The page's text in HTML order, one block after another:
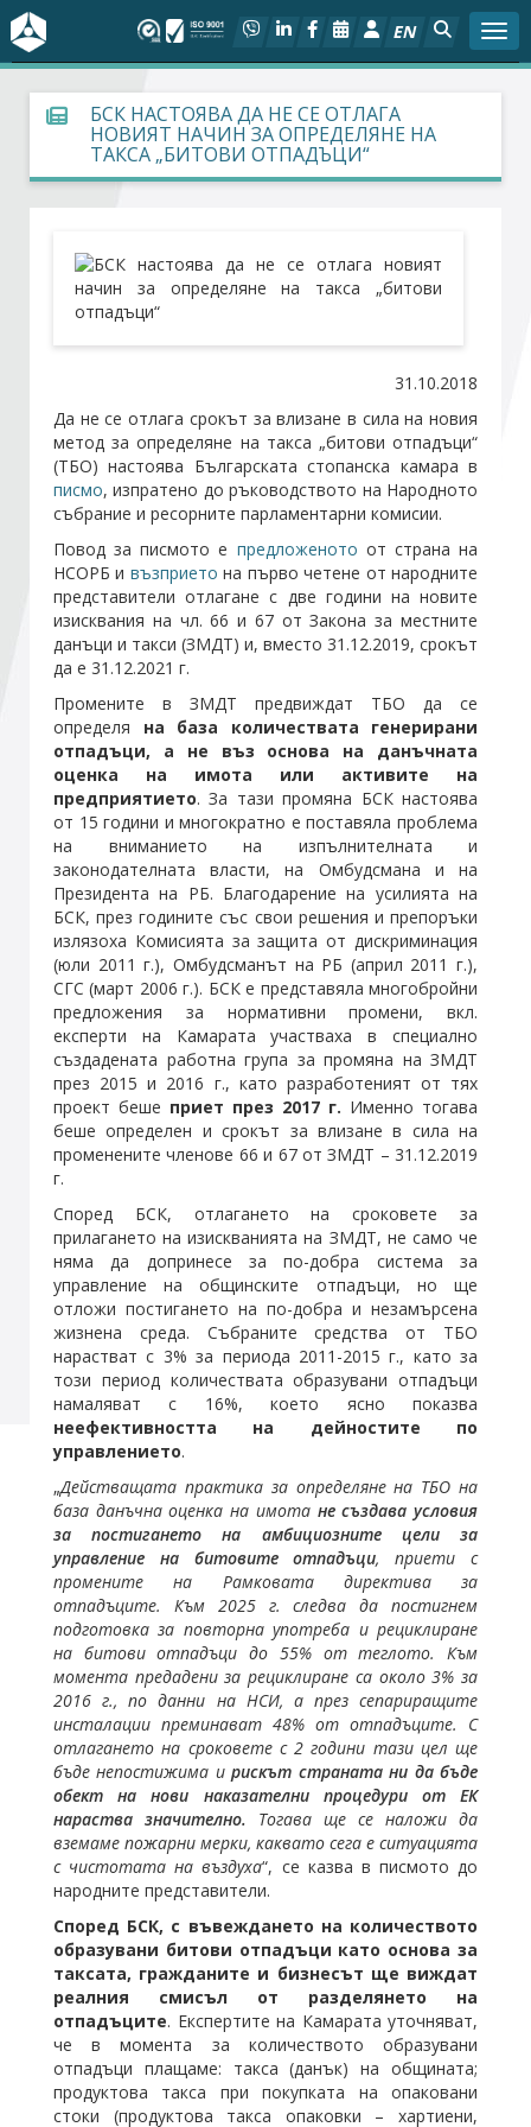
EN
За БСК
На фокус
Социален диалог
Дейности
Арбитражен съд
Проекти
Членове
Стани член
Абонирайте се!
БСК НАСТОЯВА ДА НЕ СЕ ОТЛАГА
НОВИЯТ НАЧИН ЗА ОПРЕДЕЛЯНЕ НА
ТАКСА „БИТОВИ ОТПАДЪЦИ“
31.10.2018
Да не се отлага срокът за влизане в сила на новия
метод за определяне на такса „битови отпадъци“
(ТБО) настоява Българската стопанска камара в
писмо, изпратено до ръководството на Народното
събрание и ресорните парламентарни комисии.
Повод за писмото е предложеното от страна на
НСОРБ и възприето на първо четене от народните
представители отлагане с две години на новите
изисквания на чл. 66 и 67 от Закона за местните
данъци и такси (ЗМДТ) и, вместо 31.12.2019, срокът
да е 31.12.2021 г.
Промените в ЗМДТ предвиждат ТБО да се
определя на база количествата
генерирани
отпадъци, а не въз основа на
данъчната
оценка на имота или активите на
предприятието. За тази промяна БСК настоява
от 15 години и многократно е поставяла проблема
на вниманието на изпълнителната и
законодателната власти, на Омбудсмана и на
Президента на РБ. Благодарение на усилията на
БСК, през годините със свои решения и препоръки
излязоха Комисията за защита от дискриминация
(юли 2011 г.), Омбудсманът на РБ (април 2011 г.),
СГС (март 2006 г.). БСК е представяла многобройни
предложения за нормативни промени, вкл.
експерти на Камарата участваха в специално
създадената работна група за промяна на ЗМДТ
през 2015 и 2016 г., като разработеният от тях
проект беше приет през 2017 г. Именно тогава
беше определен и срокът за влизане в сила на
променените членове 66 и 67 от ЗМДТ – 31.12.2019
г.
Според БСК, отлагането на сроковете за
прилагането на изискванията на ЗМДТ, не само че
няма да допринесе за по-добра система за
управление на общинските отпадъци, но ще
отложи постигането на по-добра и незамърсена
жизнена среда. Събраните средства от ТБО
нарастват с 3% за периода 2011-2015 г., като за
този период количествата образувани отпадъци
намаляват с 16%, което ясно показва
неефективността на дейностите по
управлението.
„Действащата практика за определяне на ТБО на
база данъчна оценка на имота не създава условия
за постигането на амбициозните цели
за
управление на битовите отпадъци, приети с
промените на Рамковата директива за
отпадъците. Към 2025 г. следва да постигнем
подготовка за повторна употреба и рециклиране
на битови отпадъци до 55% от теглото. Към
момента предадени за рециклиране са около 3% за
2016 г., по данни на НСИ, а през сепариращите
инсталации преминават 48% от отпадъците. С
отлагането на сроковете с 2 години тази цел ще
бъде непостижима ирискът страната ни да бъде
обект на нови наказателни процедури от ЕК
нараства значително. Тогава ще се наложи да
вземаме пожарни мерки, каквато сега е ситуацията
с чистотата на въздуха“, се казва в писмото до
народните представители.
Според БСК, с въвеждането на количеството
образувани битови отпадъци като основа за
таксата, гражданите и бизнесът ще виждат
реалния смисъл от разделянето на
отпадъците. Експертите на Камарата уточняват,
че в момента за количеството образувани
отпадъци плащаме: такса (данък) на общината;
продуктова такса при покупката на опаковани
стоки (продуктова такса опаковки – хартиени,